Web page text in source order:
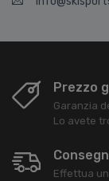
Prezzo
Garanzia
Lo avete
Effettua